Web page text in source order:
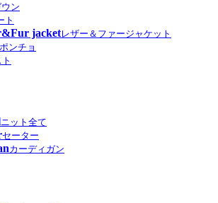
ウン
ト
jacketレザー＆ファージャケット
ポンチョ
ニット全て
セーター
カーディガン